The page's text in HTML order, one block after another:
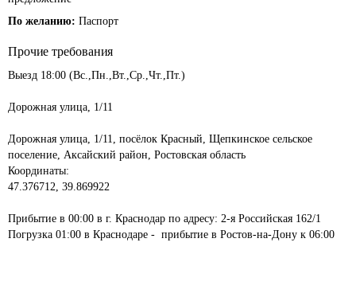
По желанию: Паспорт
Прочие требования
Выезд 18:00 (Вс.,Пн.,Вт.,Ср.,Чт.,Пт.)
Дорожная улица, 1/11
Дорожная улица, 1/11, посёлок Красный, Щепкинское сельское
поселение, Аксайский район, Ростовская область
Координаты:
47.376712, 39.869922
Прибытие в 00:00 в г. Краснодар по адресу: 2-я Российская 162/1